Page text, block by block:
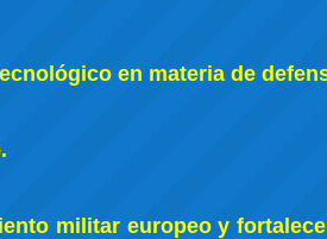
en materia de
militar europeo y